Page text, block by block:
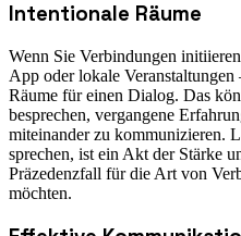
Intentionale Räume
Wenn Sie Verbindungen
App oder lokale
Räume für einen Dialog. Das
besprechen, vergangene
miteinander zu kommunizieren.
sprechen, ist ein Akt der Stärke
Präzedenzfall für die Art von
möchten.